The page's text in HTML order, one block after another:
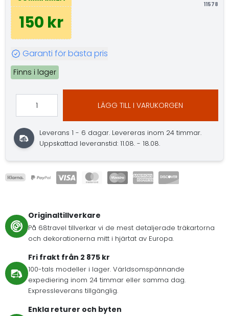
150 kr
11578
Garanti för bästa pris
Finns i lager
LÄGG TILL I VARUKORGEN
Leverans 1 - 6 dagar. Levereras inom 24 timmar.
Uppskattad leveranstid: 11.08. - 18.08.
Originaltillverkare
På 68travel tillverkar vi de mest detaljerade träkartorna
och dekorationerna mitt i hjärtat av Europa.
Fri frakt från 2 875 kr
100-tals modeller i lager. Världsomspännande
expediering inom 24 timmar eller samma dag.
Expressleverans tillgänglig.
Enkla returer och byten